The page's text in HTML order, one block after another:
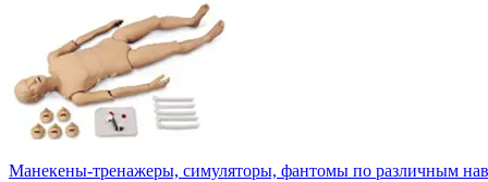
Манекены-тренажеры, симуляторы, фантомы по различным